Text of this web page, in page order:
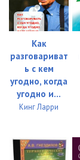
Как
разговариват
ь с кем
угодно, когда
угодно и...
Кинг Ларри